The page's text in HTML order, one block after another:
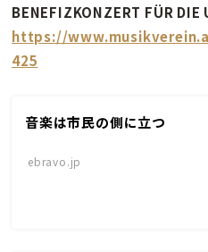
BENEFIZKONZERT FÜR DIE
https://
425
音楽は市民の側に立つ
ebravo.jp